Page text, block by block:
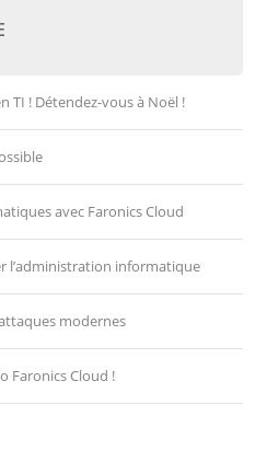
TI ! Détendez-vous à Noël !
avec Faronics Cloud
l’administration informatique
modernes
Faronics Cloud !